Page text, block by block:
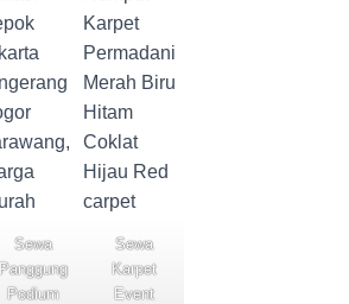
Sewa
Panggung
Podium
Sewa
Karpet
Event